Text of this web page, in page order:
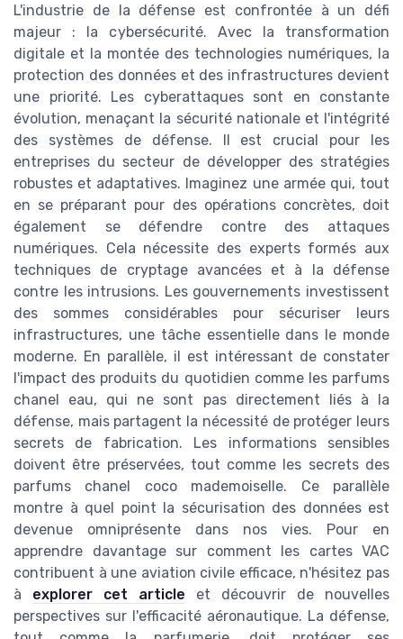
L'industrie de la défense est confrontée à un défi
majeur : la cybersécurité. Avec la transformation
digitale et la montée des technologies numériques, la
protection des données et des infrastructures devient
une priorité. Les cyberattaques sont en constante
évolution, menaçant la sécurité nationale et l'intégrité
des systèmes de défense. Il est crucial pour les
entreprises du secteur de développer des stratégies
robustes et adaptatives. Imaginez une armée qui, tout
en se préparant pour des opérations concrètes, doit
également se défendre contre des attaques
numériques. Cela nécessite des experts formés aux
techniques de cryptage avancées et à la défense
contre les intrusions. Les gouvernements investissent
des sommes considérables pour sécuriser leurs
infrastructures, une tâche essentielle dans le monde
moderne. En parallèle, il est intéressant de constater
l'impact des produits du quotidien comme les parfums
chanel eau, qui ne sont pas directement liés à la
défense, mais partagent la nécessité de protéger leurs
secrets de fabrication. Les informations sensibles
doivent être préservées, tout comme les secrets des
parfums chanel coco mademoiselle. Ce parallèle
montre à quel point la sécurisation des données est
devenue omniprésente dans nos vies. Pour en
apprendre davantage sur comment les cartes VAC
contribuent à une aviation civile efficace, n'hésitez pas
à explorer cet article et découvrir de nouvelles
perspectives sur l'efficacité aéronautique. La défense,